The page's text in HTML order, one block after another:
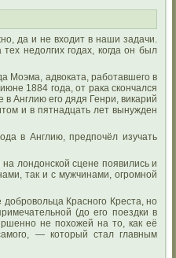
да и не входит в наши задачи.
недолгих годах, когда он был
Моэма, адвоката, работавшего в
1884 года, от рака скончался
Англию его дядя Генри, викарий
и в пятнадцать лет вынужден
в Англию, предпочёл изучать
лондонской сцене появились и
так и с мужчинами, огромной
Красного Креста, но
(до его поездки в
не похожей на то, как её
— который стал главным